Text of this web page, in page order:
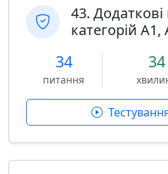
43.
категорій A1,
34
питання
34